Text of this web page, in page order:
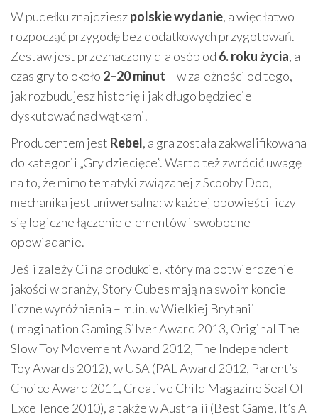
W pudełku znajdzieszpolskie wydanie, a więc łatwo
rozpocząć przygodę bez dodatkowych przygotowań.
Zestaw jest przeznaczony dla osób od 6. roku życia, a
czas gry to około 2–20 minut – w zależności od tego,
jak rozbudujesz historię i jak długo będziecie
dyskutować nad wątkami.
Producentem jest Rebel, a gra została zakwalifikowana
do kategorii „Gry dziecięce”. Warto też zwrócić uwagę
na to, że mimo tematyki związanej z Scooby Doo,
mechanika jest uniwersalna: w każdej opowieści liczy
się logiczne łączenie elementów i swobodne
opowiadanie.
Jeśli zależy Ci na produkcie, który ma potwierdzenie
jakości w branży, Story Cubes mają na swoim koncie
liczne wyróżnienia – m.in. w Wielkiej Brytanii
(Imagination Gaming Silver Award 2013, Original The
Slow Toy Movement Award 2012, The Independent
Toy Awards 2012), w USA (PAL Award 2012, Parent’s
Choice Award 2011, Creative Child Magazine Seal Of
Excellence 2010), a także w Australii (Best Game, It’s A